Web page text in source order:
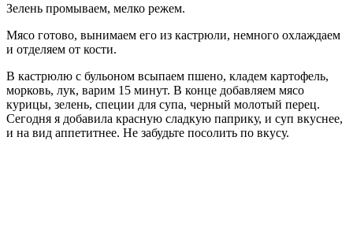
Зелень промываем, мелко режем.
Мясо готово, вынимаем его из кастрюли, немного охлаждаем
и отделяем от кости.
В кастрюлю с бульоном всыпаем пшено, кладем картофель,
морковь, лук, варим 15 минут. В конце добавляем мясо
курицы, зелень, специи для супа, черный молотый перец.
Сегодня я добавила красную сладкую паприку, и суп вкуснее,
и на вид аппетитнее. Не забудьте посолить по вкусу.